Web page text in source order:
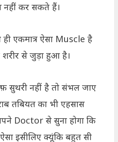
कर सकते हैं।
एकमात्र ऐसा Muscle है
से जुड़ा हुआ है।
सुथरी नहीं है तो संभल जाए
तबियत का भी एहसास
Doctor से सुना होगा कि
इसीलिए क्यूंकि बहुत सी